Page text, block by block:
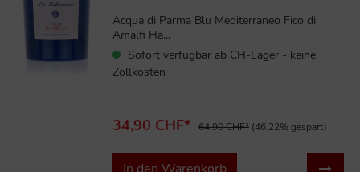
Acqua di Parma Blu Mediterraneo Fico di
Amalfi Ha...
Sofort verfügbar ab CH-Lager - keine
Zollkosten
34,90 CHF* 64,90 CHF* (46.22% gespart)